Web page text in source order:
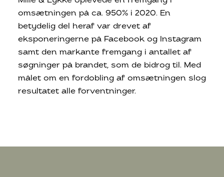
omsætningen på ca. 950% i 2020. En
betydelig del heraf var drevet af
eksponeringerne på Facebook og Instagram
samt den markante fremgang i antallet af
søgninger på brandet, som de bidrog til. Med
målet om en fordobling af omsætningen slog
resultatet alle forventninger.